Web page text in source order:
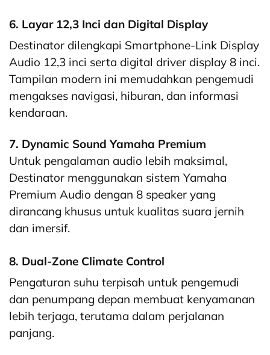
6. Layar 12,3 Inci dan Digital Display
Destinator dilengkapi Smartphone-Link Display
Audio 12,3 inci serta digital driver display 8 inci.
Tampilan modern ini memudahkan pengemudi
mengakses navigasi, hiburan, dan informasi
kendaraan.
7. Dynamic Sound Yamaha Premium
Untuk pengalaman audio lebih maksimal,
Destinator menggunakan sistem Yamaha
Premium Audio dengan 8 speaker yang
dirancang khusus untuk kualitas suara jernih
dan imersif.
8. Dual-Zone Climate Control
Pengaturan suhu terpisah untuk pengemudi
dan penumpang depan membuat kenyamanan
lebih terjaga, terutama dalam perjalanan
panjang.